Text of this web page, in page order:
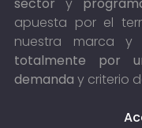
apuesta por el
nuestra marca y
totalmente por
demanda y criterio